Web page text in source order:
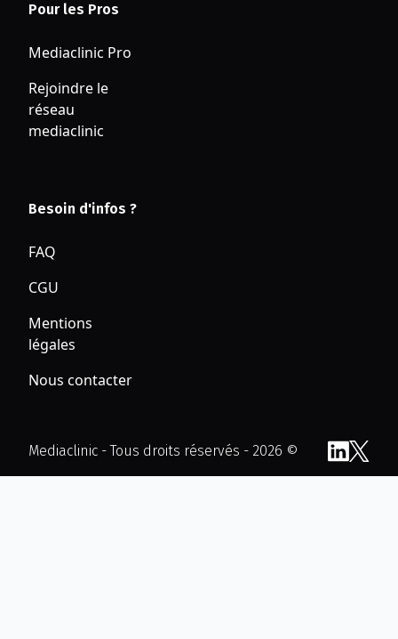
Pour les Pros
Mediaclinic Pro
Rejoindre le
réseau
mediaclinic
Besoin d'infos ?
FAQ
CGU
Mentions
légales
Nous contacter
Mediaclinic - Tous droits réservés - 2026 ©